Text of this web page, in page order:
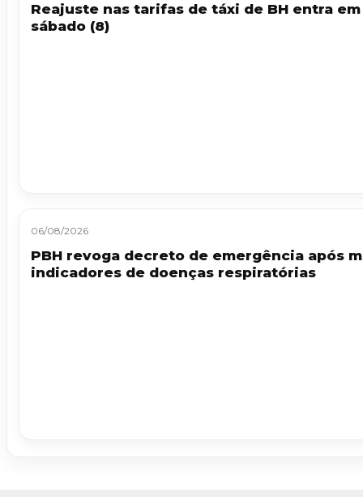
Reajuste nas tarifas de táxi de BH entra
sábado (8)
06/08/2026
PBH revoga decreto de emergência após
indicadores de doenças respiratórias